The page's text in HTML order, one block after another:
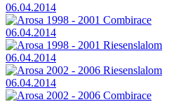
06.04.2014
Arosa 1998 - 2001 Combirace
06.04.2014
Arosa 1998 - 2001 Riesenslalom
06.04.2014
Arosa 2002 - 2006 Riesenslalom
06.04.2014
Arosa 2002 - 2006 Combirace